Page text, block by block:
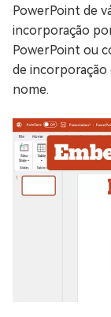
PowerPoint de
incorporação
PowerPoint ou
de incorporação
nome.